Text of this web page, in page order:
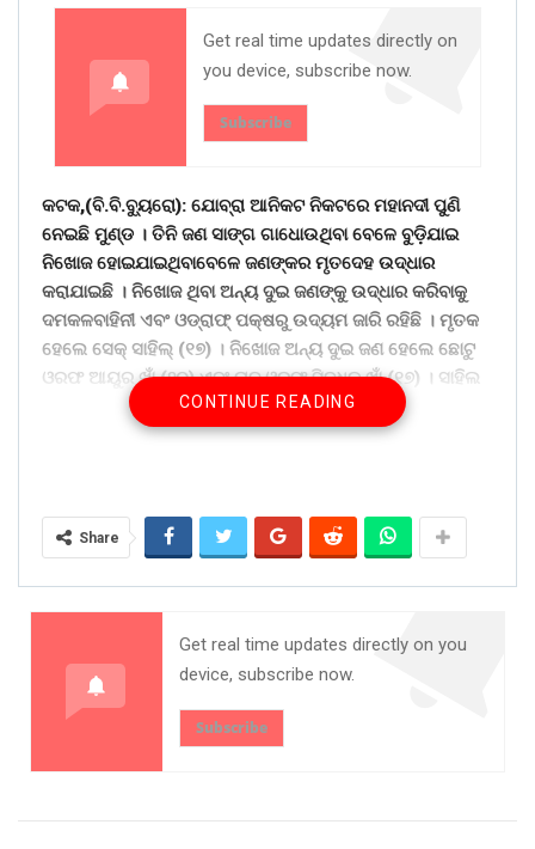
Get real time updates directly on
you device, subscribe now.
Subscribe
କଟକ,(ବି.ବି.ବୁ୍ୟରୋ): ଯୋବ୍ରା ଆନିକଟ ନିକଟରେ ମହାନଦୀ ପୁଣି
ନେଇଛି ମୁଣ୍ଡ । ତିନି ଜଣ ସାଙ୍ଗ ଗାଧୋଉଥିବା ବେଳେ ବୁଡ଼ିଯାଇ
ନିଖୋଜ ହୋଇଯାଇଥିବାବେଳେ ଜଣଙ୍କର ମୃତଦେହ ଉଦ୍ଧାର
କରାଯାଇଛି । ନିଖୋଜ ଥିବା ଅନ୍ୟ ଦୁଇ ଜଣଙ୍କୁ ଉଦ୍ଧାର କରିବାକୁ
ଦମକଳବାହିନୀ ଏବଂ ଓଡ୍ରାଫ୍ ପକ୍ଷରୁ ଉଦ୍ୟମ ଜାରି ରହିଛି । ମୃତକ
ହେଲେ ସେକ୍ ସାହିଲ୍ (୧୭) । ନିଖୋଜ ଅନ୍ୟ ଦୁଇ ଜଣ ହେଲେ ଛୋଟୁ
ଓରଫ ଆୟୁର ଖାଁ (୨୦) ଏବଂ ରାଜ୍ ଓରଫ ସିଦ୍ଧିକ୍ ଖାଁ (୧୭) । ସାହିଲ
ରଘୁନାଥ ଜିଉ କଲେଜର ଯୁକ୍ତ ଦୁଇ ପ୍ରଥମ ବର୍ଷ ଛାତ୍ର ଏବଂ
ସିଦ୍ଧିକ ଖ୍ରୀଷ୍ଟ କଲେଜର ଯୁକ୍ତ ଦୁଇ ପ୍ରଥମ ବର୍ଷ ବାଣିଜ୍ୟ ଛାତ୍ର
ସାହିର ବୋଲି ସୂଚନା ମିଳିଛି । ଗୁରୁତ୍ୱପୂର୍ଣ୍ଣ କଥା ହେଉଛି, ମହାନଦୀର
ଏହି ଜାଗାରେ ବହୁବାର ଏଭଳି ଅଘଟଣ ଘଟିଛି । ଅତୀତରେ
ହରାଇଥିବାବେଳେ ପ୍ରତିବର୍ଷ କେହି ନା କେହି ଏଠାରେ ବୁଡ଼ିଯାଉଛନ୍ତି ।
ଏହା ସତ୍ତେ୍ୱ ଏଠାରେ ପ୍ରଶାସନ ପକ୍ଷରୁ ସତର୍କତାମୂଳକ
ପଦକ୍ଷେପ ଗ୍ରହଣ କରାଯାଉନଥିବା ଅଭିଯୋଗ ହେଉଛି । ଜଗତପୁର
ଥାନା ପୁଲିସ ଏସ୍ସିବି ମେଡିକାଲ୍ରେ ପହଞ୍ଚି ସାହିଲ୍ଙ୍କ ମୃତଦେହ
ଜବତ କରି ଏକ ଅପମୃତୁ୍ୟ ମାମଲା ରୁଜୁ କରି ଘଟଣାର ତଦନ୍ତ
CONTINUE READING
Share
Get real time updates directly on you
device, subscribe now.
Subscribe